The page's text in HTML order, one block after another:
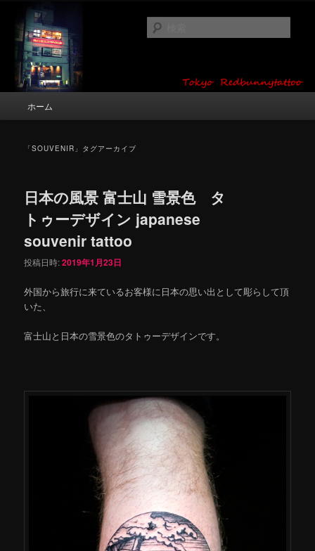
ン
ツ
東京 タトゥースタジオ 吉祥寺 Red
Bunny Tattoo タトゥーデザイン・タ
トゥー画像
タトゥーデザイン・画像の紹介（和彫り・ワンポイント・girl tattoo）
ホーム
「SOUVENIR 」タグアーカイブ
日本の風景 富士山 雪景色 タ
トゥーデザイン japanese
souvenir tattoo
投稿日時:2019年1月23日
外国から旅行に来ているお客様に日本の思い出として彫らして頂
いた、
富士山と日本の雪景色のタトゥーデザインです。